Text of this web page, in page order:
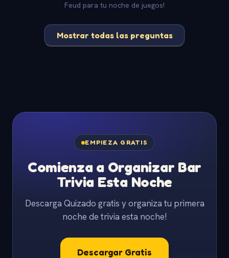
Feud para tu noche de juegos!
Mostrar todas las preguntas
EMPIEZA GRATIS
Comienza a Organizar Bar
Trivia Esta Noche
Descarga Quizado gratis y organiza tu primera
noche de trivia esta noche!
Descargar Gratis